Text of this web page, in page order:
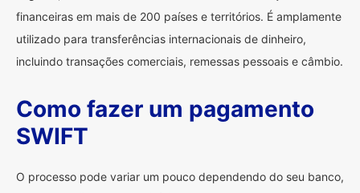
financeiras em mais de 200 países e territórios. É amplamente
utilizado para transferências internacionais de dinheiro,
incluindo transações comerciais, remessas pessoais e câmbio.
Como fazer um pagamento
SWIFT
O processo pode variar um pouco dependendo do seu banco,